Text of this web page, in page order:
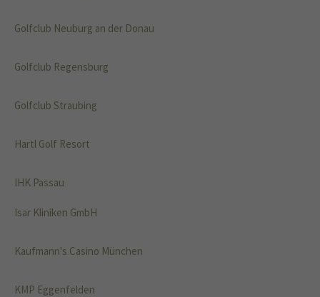
Golfclub Neuburg an der Donau
Golfclub Regensburg
Golfclub Straubing
Hartl Golf Resort
IHK Passau
Isar Kliniken GmbH
Kaufmann's Casino München
KMP Eggenfelden